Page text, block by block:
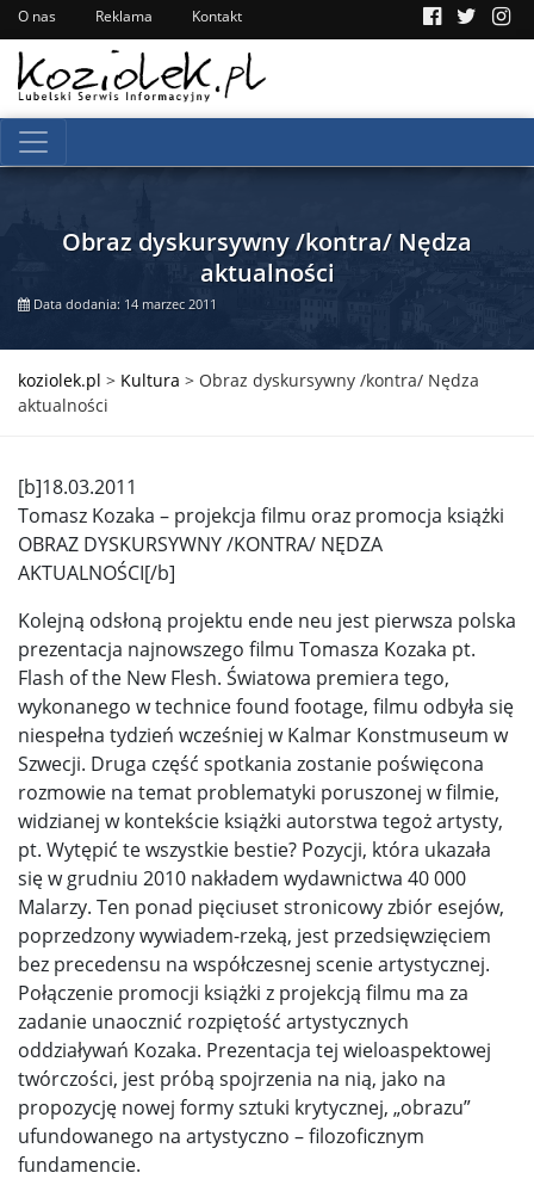
O nas Reklama Kontakt
Obraz dyskursywny /kontra/ Nędza
aktualności
Data dodania: 14 marzec 2011
koziolek.pl > Kultura > Obraz dyskursywny /kontra/ Nędza
aktualności
[b]18.03.2011
Tomasz Kozaka – projekcja filmu oraz promocja książki
OBRAZ DYSKURSYWNY /KONTRA/ NĘDZA
AKTUALNOŚCI[/b]
Kolejną odsłoną projektu ende neu jest pierwsza polska
prezentacja najnowszego filmu Tomasza Kozaka pt.
Flash of the New Flesh. Światowa premiera tego,
wykonanego w technice found footage, filmu odbyła się
niespełna tydzień wcześniej w Kalmar Konstmuseum w
Szwecji. Druga część spotkania zostanie poświęcona
rozmowie na temat problematyki poruszonej w filmie,
widzianej w kontekście książki autorstwa tegoż artysty,
pt. Wytępić te wszystkie bestie? Pozycji, która ukazała
się w grudniu 2010 nakładem wydawnictwa 40 000
Malarzy. Ten ponad pięciuset stronicowy zbiór esejów,
poprzedzony wywiadem-rzeką, jest przedsięwzięciem
bez precedensu na współczesnej scenie artystycznej.
Połączenie promocji książki z projekcją filmu ma za
zadanie unaocznić rozpiętość artystycznych
oddziaływań Kozaka. Prezentacja tej wieloaspektowej
twórczości, jest próbą spojrzenia na nią, jako na
propozycję nowej formy sztuki krytycznej, „obrazu”
ufundowanego na artystyczno – filozoficznym
fundamencie.